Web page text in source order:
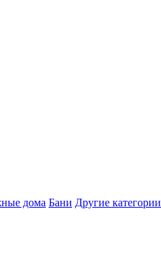
дома Бани Другие категории